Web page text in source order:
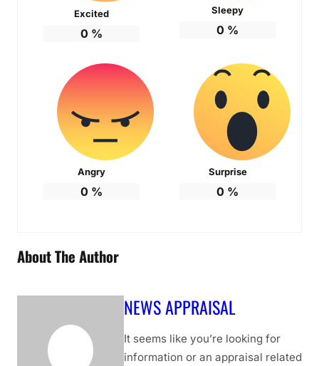
Excited
0 %
Sleepy
0 %
Angry
0 %
Surprise
0 %
About The Author
NEWS APPRAISAL
It seems like you’re looking for
information or an appraisal related